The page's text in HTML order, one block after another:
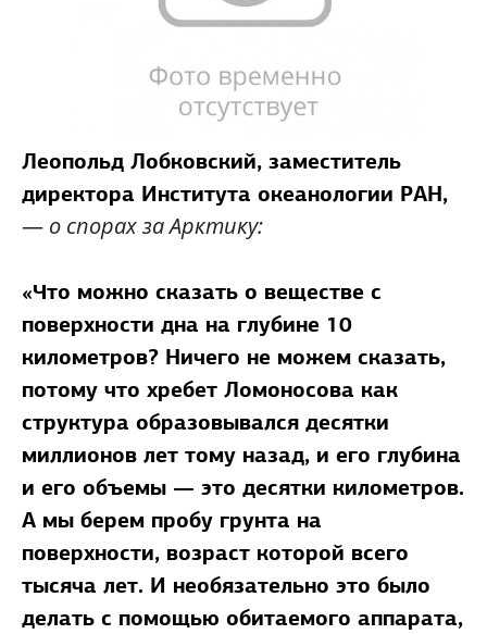
Леопольд Лобковский, заместитель
директора Института океанологии РАН,
— о спорах за Арктику:
«Что можно сказать о веществе с
поверхности дна на глубине 10
километров? Ничего не можем сказать,
потому что хребет Ломоносова как
структура образовывался десятки
миллионов лет тому назад, и его глубина
и его объемы — это десятки километров.
А мы берем пробу грунта на
поверхности, возраст которой всего
тысяча лет. И необязательно это было
делать с помощью обитаемого аппарата,